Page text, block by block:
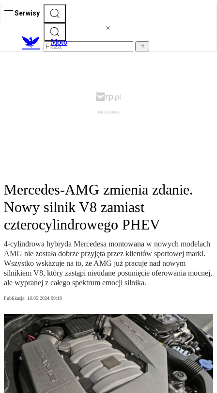
Serwisy
Moto
Mercedes-AMG zmienia zdanie.
Nowy silnik V8 zamiast
czterocylindrowego PHEV
4-cylindrowa hybryda Mercedesa montowana w nowych modelach
AMG nie została dobrze przyjęta przez klientów sportowej marki.
Wszystko wskazuje na to, że AMG już pracuje nad nowym
silnikiem V8, który zastąpi nieudane posunięcie oferowania mocnej,
ale wypranej z całego spektrum emocji silnika.
Publikacja: 18.05.2024 09:10